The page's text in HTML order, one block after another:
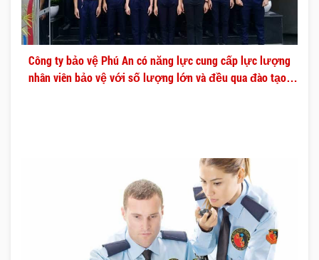
Công ty bảo vệ Phú An có năng lực cung cấp lực lượng
nhân viên bảo vệ với số lượng lớn và đều qua đào tạo